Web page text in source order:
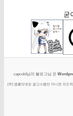
굳
capcold님의 블로그님 은
[주] 캡콜닷넷은 광고스팸만 아니면 의도